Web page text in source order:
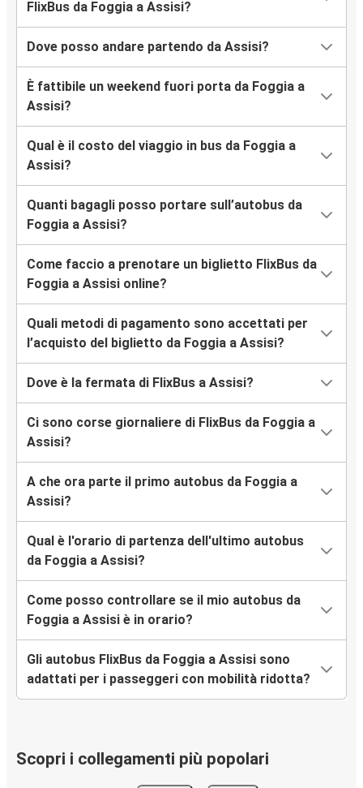
FlixBus da Foggia a Assisi?
Dove posso andare partendo da Assisi?
È fattibile un weekend fuori porta da Foggia a
Assisi?
Qual è il costo del viaggio in bus da Foggia a
Assisi?
Quanti bagagli posso portare sull’autobus da
Foggia a Assisi?
Come faccio a prenotare un biglietto FlixBus da
Foggia a Assisi online?
Quali metodi di pagamento sono accettati per
l’acquisto del biglietto da Foggia a Assisi?
Dove è la fermata di FlixBus a Assisi?
Ci sono corse giornaliere di FlixBus da Foggia a
Assisi?
A che ora parte il primo autobus da Foggia a
Assisi?
Qual è l'orario di partenza dell'ultimo autobus
da Foggia a Assisi?
Come posso controllare se il mio autobus da
Foggia a Assisi è in orario?
Gli autobus FlixBus da Foggia a Assisi sono
adattati per i passeggeri con mobilità ridotta?
Scopri i collegamenti più popolari